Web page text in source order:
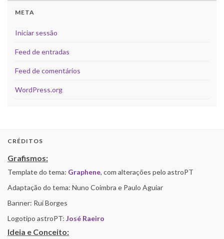
META
Iniciar sessão
Feed de entradas
Feed de comentários
WordPress.org
CRÉDITOS
Grafismos:
Template do tema: Graphene, com alterações pelo astroPT
Adaptação do tema: Nuno Coimbra e Paulo Aguiar
Banner: Rui Borges
Logotipo astroPT: José Raeiro
Ideia e Conceito: